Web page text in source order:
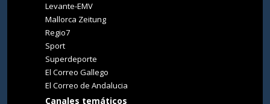
Levante-EMV
Mallorca Zeitung
Regio7
Sport
Superdeporte
El Correo Gallego
El Correo de Andalucia
Canales temáticos